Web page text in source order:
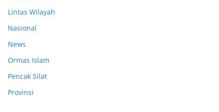
Lintas Wilayah
Nasional
News
Ormas Islam
Pencak Silat
Provinsi